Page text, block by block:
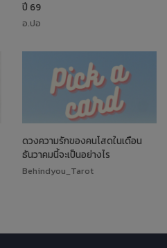
ปี 69
อ.ปอ
ดวงความรักของคนโสดในเดือน
ธันวาคมนี้จะเป็นอย่างไร
Behindyou_Tarot